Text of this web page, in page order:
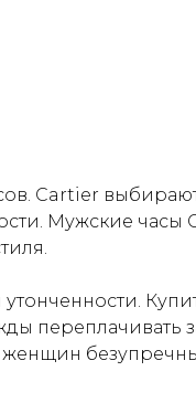
Cartier
Мужские часы
переплачивать